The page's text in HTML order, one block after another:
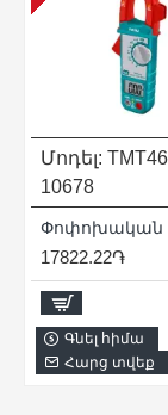
Մոդել:
10678
17822.22֏
Գնել հիմա
Հարց տվեք